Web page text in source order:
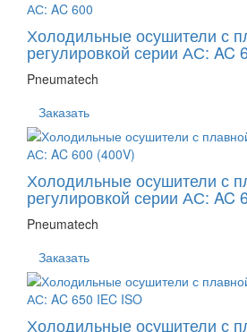
Холодильные осушители с
регулировкой серии АС: AC
Pneumatech
Заказать
Холодильные осушители с
регулировкой серии АС: AC
Pneumatech
Заказать
Холодильные осушители с